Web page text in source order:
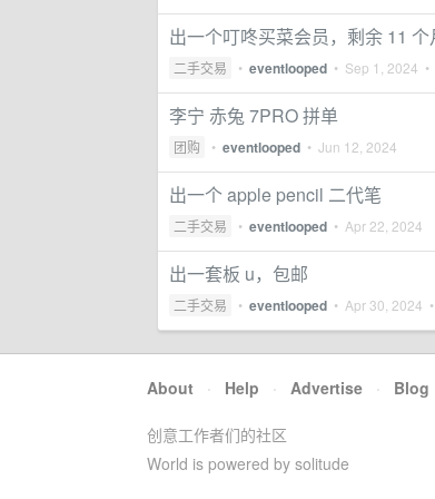
出一个叮咚买菜会员，剩余 11 个
二手交易 • eventlooped • Sep 1, 2024
李宁 赤兔 7PRO 拼单
团购 • eventlooped • Jun 12, 2024
出一个 apple pencil 二代笔
二手交易 • eventlooped • Apr 22, 2024
出一套板 u，包邮
二手交易 • eventlooped • Apr 30, 2024
About · Help · Advertise · Blog
创意工作者们的社区
World is powered by solitude